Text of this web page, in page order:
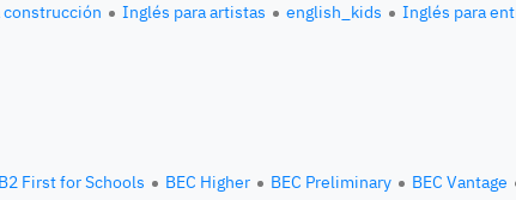
construcción
Inglés para artistas english_kids Inglés para
B2 First for Schools BEC Higher BEC Preliminary BEC Vantage